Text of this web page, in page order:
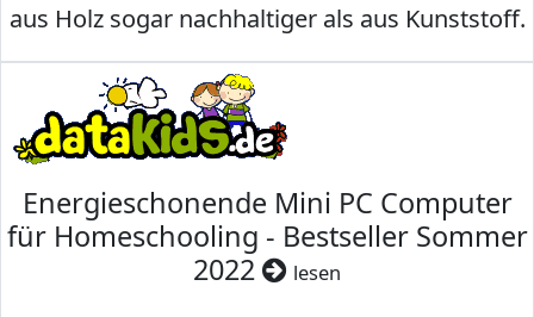
aus Holz sogar nachhaltiger als aus Kunststoff.
Energieschonende Mini PC Computer
für Homeschooling - Bestseller Sommer
2022
lesen